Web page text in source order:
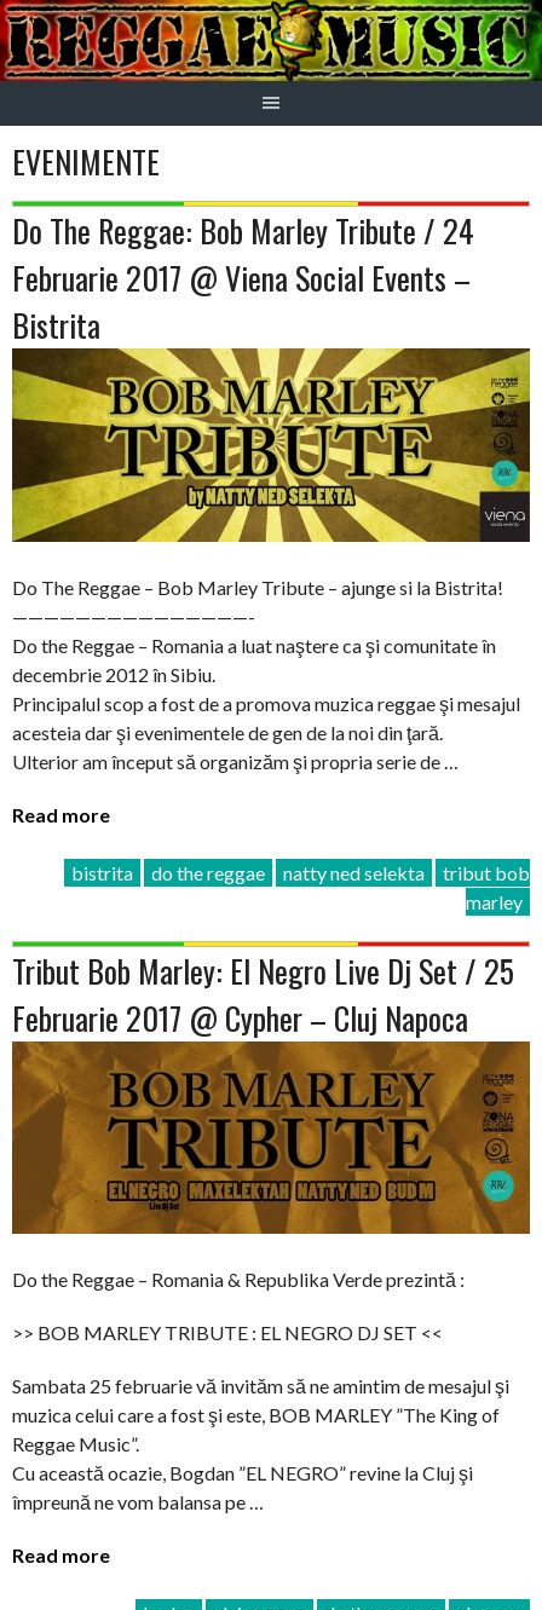
Skip
to
content
EVENIMENTE
Do The Reggae: Bob Marley Tribute / 24
Februarie 2017 @ Viena Social Events –
Bistrita
Do The Reggae – Bob Marley Tribute – ajunge si la Bistrita!
———————————————-
Do the Reggae – Romania a luat naştere ca şi comunitate în
decembrie 2012 în Sibiu.
Principalul scop a fost de a promova muzica reggae şi mesajul
acesteia dar şi evenimentele de gen de la noi din ţară.
Ulterior am început să organizăm şi propria serie de …
Read more
bistrita do the reggae natty ned selekta
tribut bob
marley
Tribut Bob Marley: El Negro Live Dj Set / 25
Februarie 2017 @ Cypher – Cluj Napoca
Do the Reggae – Romania & Republika Verde prezintă :
>> BOB MARLEY TRIBUTE : EL NEGRO DJ SET <<
Sambata 25 februarie vă invităm să ne amintim de mesajul şi
muzica celui care a fost şi este, BOB MARLEY ”The King of
Reggae Music”.
Cu această ocazie, Bogdan ”EL NEGRO” revine la Cluj şi
împreună ne vom balansa pe …
Read more